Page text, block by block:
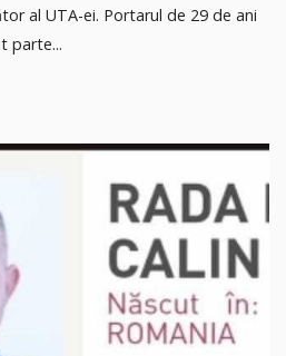
al UTA-ei. Portarul de 29 de ani
parte...